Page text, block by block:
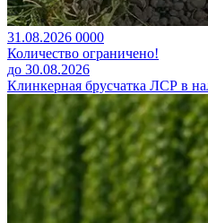
31.08.2026 0000
Количество ограничено!
до 30.08.2026
Клинкерная брусчатка ЛСР в